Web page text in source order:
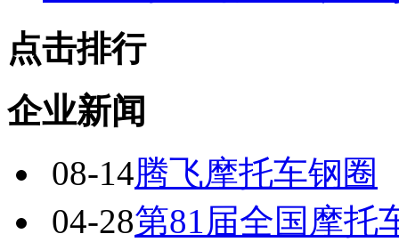
点击排行
企业新闻
08-14腾飞摩托车钢圈
04-28第81届全国摩托